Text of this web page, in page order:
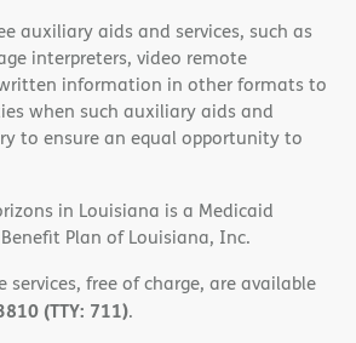
auxiliary aids and services, such as
interpreters, video remote
information in other formats to
when such auxiliary aids and
to ensure an equal opportunity to
in Louisiana is a Medicaid
Plan of Louisiana, Inc.
services, free of charge, are available
(TTY: 711).